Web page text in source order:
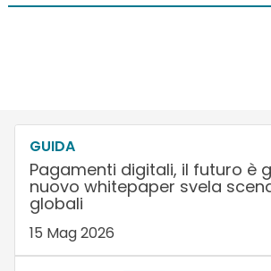
GUIDA
Pagamenti digitali, il futuro è
nuovo whitepaper svela
globali
15 Mag 2026